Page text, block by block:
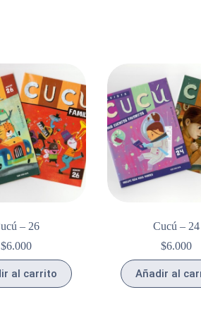
– 26
$6.000
al carrito
Cucú – 24
$6.000
Añadir al